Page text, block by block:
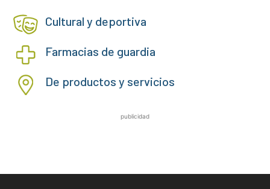
Cultural y deportiva
Farmacias de guardia
De productos y servicios
publicidad